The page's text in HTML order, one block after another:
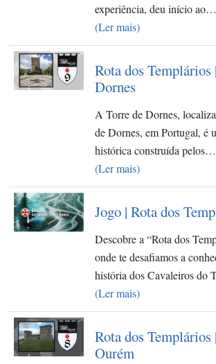
experiência, deu início ao…
(Ler mais)
Rota dos Templários
Dornes
A Torre de Dornes,
de Dornes, em Portugal, é
histórica construída pelos…
(Ler mais)
Jogo | Rota dos
Descobre a “Rota dos
onde te desafiamos a
história dos Cavaleiros do
(Ler mais)
Rota dos Templários
Ourém